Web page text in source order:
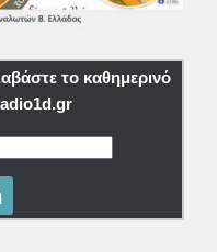
το καθημερινό